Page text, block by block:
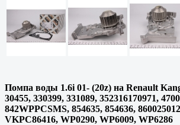
Помпа воды 1.6i 01- (20z) на Renault
30455, 330399, 331089, 352316170971,
842WPPCSMS, 854635, 854636,
VKPC86416, WP0290, WP6009, WP6286